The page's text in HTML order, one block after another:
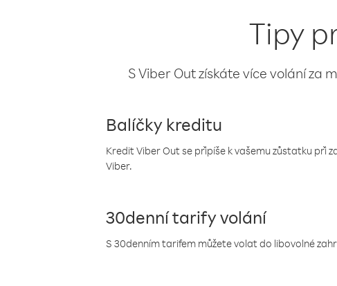
Tipy
S Viber Out získáte více volání za
Balíčky kreditu
Kredit Viber Out se připíše k vašemu zůstatku při
Viber.
30denní tarify volání
S 30denním tarifem můžete volat do libovolné